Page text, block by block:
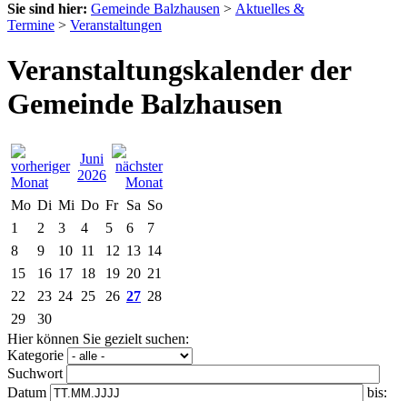
Sie sind hier: Gemeinde Balzhausen > Aktuelles &
Termine > Veranstaltungen
Veranstaltungskalender der
Gemeinde Balzhausen
Juni
2026
Mo Di Mi Do Fr Sa So
1
2 3 4 5 6
7
8
9 10 11 12 13 14
15
16 17 18 19 20 21
22
23 24 25 26 27 28
29
30
Hier können Sie gezielt suchen:
Kategorie
Suchwort
Datum
bis: